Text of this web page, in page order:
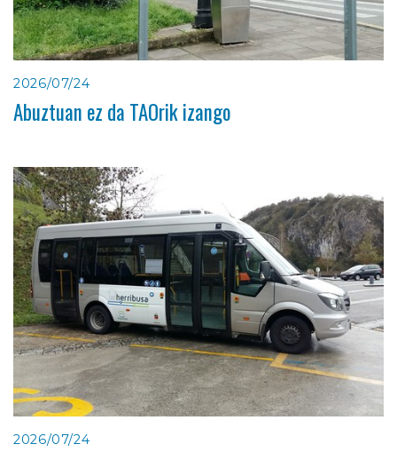
2026/07/24
Abuztuan ez da TAOrik izango
2026/07/24